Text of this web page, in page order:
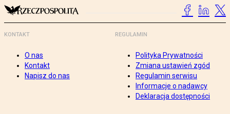
KONTAKT
O nas
Kontakt
Napisz do nas
REGULAMIN
Polityka Prywatności
Zmiana ustawień zgód
Regulamin serwisu
Informacje o nadawcy
Deklaracja dostępności